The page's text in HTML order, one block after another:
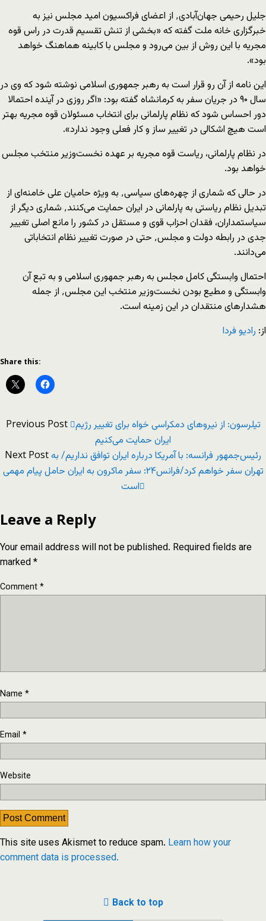
جلیل رحیمی‌ جهان‌آبادی٬ از اعضای فراکسیون امید مجلس نیز به
خبرگزاری خانه ملت گفته که «بخشی از تنش تقسیم قدرت در راس قوه‌
مجریه با این روش از بین می‌رود و مجلس با کابینه هماهنگ خواهد
بود».
این نامه از آن رو قرار است به رهبر جمهوری اسلامی نوشته شود که وی در
سال ۹۰ در جریان سفر به کرمانشاه گفته بود: «اگر روزی در آینده احتمالا
دور احساس شود که نظام پارلمانی برای انتخاب مسئولان قوه مجریه بهتر
است هیچ اشکالی در تغییر ساز و کار فعلی وجود ندارد».
در نظام پارلمانی، ریاست قوه مجریه بر عهده نخست‌وزیر منتخب مجلس
خواهد بود.
در حالی که شماری از چهره‌های سیاسی٬ به ویژه حامیان علی خامنه‌ای از
تبدیل نظام ریاستی به پارلمانی در ایران حمایت می‌کنند٬ شماری دیگر از
سیاستمداران، فقدان احزاب قوی و مستقل در کشور را مانع اصلی تغییر
جدی در رابطه دولت و مجلس٬ حتی در صورت تغییر نظام انتخاباتی
می‌دانند.
احتمال وابستگی کامل مجلس به رهبر جمهوری اسلامی و به تبع آن
وابستگی و مطیع بودن نخست‌وزیر منتخب این مجلس٬ از جمله
هشدارهای منتقدان در این زمینه است.
از: رادیو فردا
Share this:
Previous Post تیلرسون: از نیروهاى دمکراسى خواه براى تغییر رژیم
ایران حمایت می‌کنیم
Next Postرئیس‌جمهور فرانسه: با آمریکا درباره ایران توافق نداریم/ به
تهران سفر خواهم کرد/فرانس۲۴: سفر ماکرون به ایران حامل پیام مهمی
است
Leave a Reply
Your email address will not be published. Required fields are
marked*
Comment*
Name *
Email *
Website
This site uses Akismet to reduce spam. Learn how your
comment data is processed.
Back to top